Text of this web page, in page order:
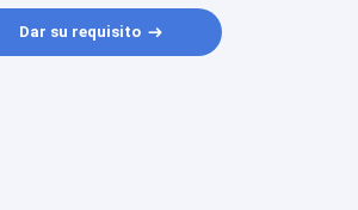
Dar su requisito